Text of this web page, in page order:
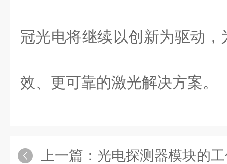
冠光电将继续以创新为驱动
效、更可靠的激光解决方案。
上一篇： 光电探测器模块的工